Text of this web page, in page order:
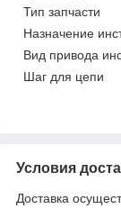
Тип запчасти
Назначение
Вид привода
Шаг для цепи
Условия
Доставка